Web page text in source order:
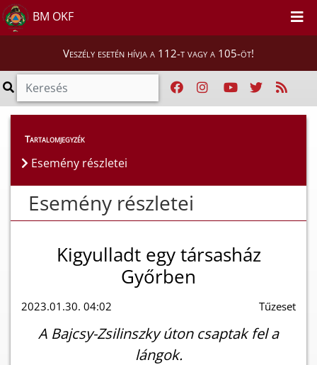
BM OKF
Veszély esetén hívja a 112-t vagy a 105-öt!
Esemény részletei
Tartalomjegyzék
Esemény részletei
Esemény részletei
Kigyulladt egy társasház
Győrben
2023.01.30. 04:02 Tűzeset
A Bajcsy-Zsilinszky úton csaptak fel a
lángok.